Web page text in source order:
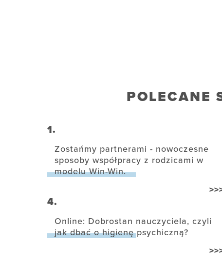
POLECANE
1.
Zostańmy partnerami - nowoczesne
sposoby współpracy z rodzicami w
modelu Win-Win.
4.
Online: Dobrostan nauczyciela, czyli
jak dbać o higienę psychiczną?